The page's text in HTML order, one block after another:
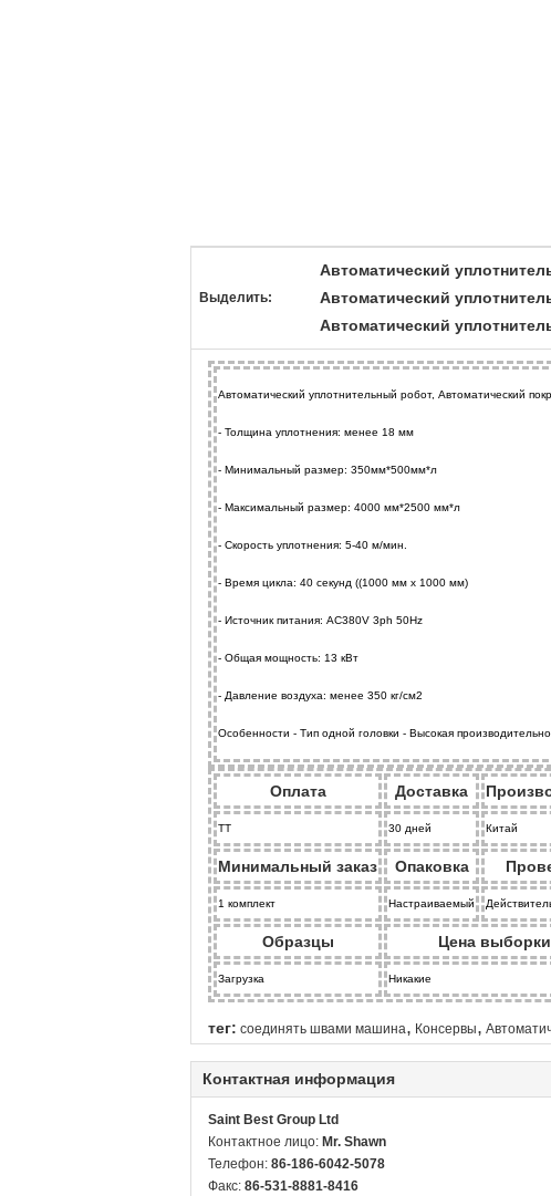
Выделить:
Автоматический
Автоматический
Автоматический
Автоматический уплотнительный робот, Автоматический
- Толщина уплотнения: менее 18 мм
- Минимальный размер: 350мм*500мм*л
- Максимальный размер: 4000 мм*2500 мм*л
- Скорость уплотнения: 5-40 м/мин.
- Время цикла: 40 секунд ((1000 мм х 1000 мм)
- Источник питания: AC380V 3ph 50Hz
- Общая мощность: 13 кВт
- Давление воздуха: менее 350 кг/см2
Особенности - Тип одной головки - Высокая
Оплата Доставка
ТТ 30 дней Китай
Минимальный заказ Опаковка
1 комплект Настраиваемый
Образцы Цена выборки
Загрузка Никакие
тег: соединять швами машина, Консервы,
Контактная информация
Saint Best Group Ltd
Контактное лицо: Mr. Shawn
Телефон: 86-186-6042-5078
Факс: 86-531-8881-8416